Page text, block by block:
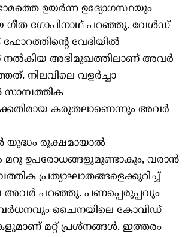
ഉയര്‍ന്ന ഉദ്യോഗസ്ഥയും
ഗീത ഗോപിനാഥ് പറഞ്ഞു. വേള്‍ഡ്
വേദിയില്‍
നല്‍കിയ അഭിമുഖത്തിലാണ് അവര്‍
നിലവിലെ വളര്‍ച്ചാ
കരുതലാണെന്നും അവര്‍
യുദ്ധം രൂക്ഷമായാല്‍
മറു ഉപരോധങ്ങളുമുണ്ടാകും, വരാന്‍
പ്രത്യാഘാതങ്ങളെക്കുറിച്ച്
അവര്‍ പറഞ്ഞു. പണപ്പെരുപ്പവും
വര്‍ധനവും ചൈനയിലെ കോവിഡ്
മറ്റ് പ്രശ്‌നങ്ങള്‍. ഇത്തരം